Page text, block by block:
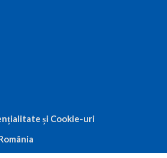
și Cookie-uri